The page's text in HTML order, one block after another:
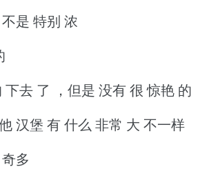
是 特别 浓
下去 了 ，但是 没有 很 惊艳 的
汉堡 有 什么 非常 大 不一样
多